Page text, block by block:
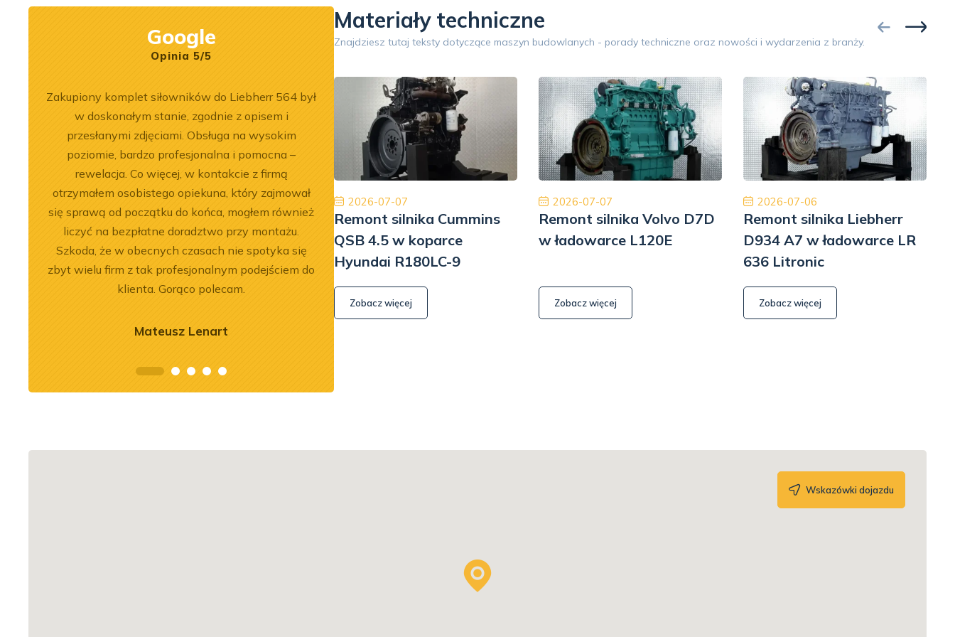
Google
Opinia 5/5
Zakupiony komplet siłowników do Liebherr 564 był
w doskonałym stanie, zgodnie z opisem i
przesłanymi zdjęciami. Obsługa na wysokim
poziomie, bardzo profesjonalna i pomocna –
rewelacja. Co więcej, w kontakcie z firmą
otrzymałem osobistego opiekuna, który zajmował
się sprawą od początku do końca, mogłem również
liczyć na bezpłatne doradztwo przy montażu.
Szkoda, że w obecnych czasach nie spotyka się
zbyt wielu firm z tak profesjonalnym podejściem do
klienta. Gorąco polecam.
Mateusz Lenart
Google
Współpraca na wysokim poziomie. Firma na 6.
Polecam z czystym sumieniem. Na pewno jeśli
będę musiał to skorzystam jeszcze raz. Naprawa
Pomp hydrauliki Koparka Terex
Google
Znakomita obsługa. Przyjazny i pomocny personel.
Płatność, cło i transport zostały zrealizowane
szybko i profesjonalnie.
William L Park
Jestem bardzo
Dobry zespół,
Materiały techniczne
Znajdziesz tutaj teksty dotyczące maszyn budowlanych - porady techniczne oraz nowości i wydarzenia z branży.
Liebherr
dźwigu LTM
2026-06-30
Wydajność i
zastosowanie ładowarki
Volvo L180F
2026-07-07
Remont silnika Cummins
QSB 4.5 w koparce
Hyundai R180LC-9
Zobacz więcej
2026-07-07
Remont silnika Volvo D7D
w ładowarce L120E
Zobacz więcej
2026-07-06
Remont silnika Liebherr
D934 A7 w ładowarce LR
636 Litronic
Zobacz więcej
Wskazówki dojazdu